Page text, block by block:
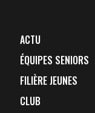
ACTU
ÉQUIPES SENIORS
FILIÈRE JEUNES
CLUB